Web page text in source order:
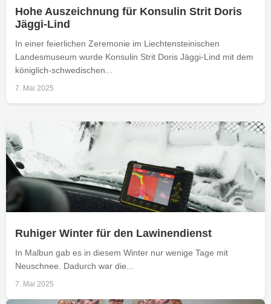
Hohe Auszeichnung für Konsulin Strit Doris
Jäggi-Lind
In einer feierlichen Zeremonie im Liechtensteinischen
Landesmuseum wurde Konsulin Strit Doris Jäggi-Lind mit dem
königlich-schwedischen...
7. Mai 2025
Ruhiger Winter für den Lawinendienst
In Malbun gab es in diesem Winter nur wenige Tage mit
Neuschnee. Dadurch war die...
7. Mai 2025